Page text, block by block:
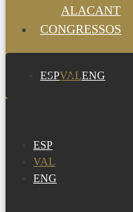
ALACANT
CONGRESSOS
ESPVALENG
ESP
VAL
ENG